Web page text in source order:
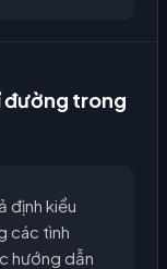
đường trong
định kiểu
các tình
hướng dẫn